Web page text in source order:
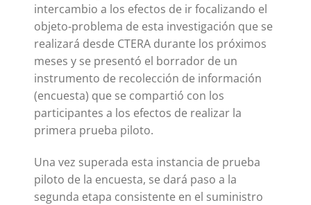
intercambio a los efectos de ir focalizando el
objeto-problema de esta investigación que se
realizará desde CTERA durante los próximos
meses y se presentó el borrador de un
instrumento de recolección de información
(encuesta) que se compartió con los
participantes a los efectos de realizar la
primera prueba piloto.
Una vez superada esta instancia de prueba
piloto de la encuesta, se dará paso a la
segunda etapa consistente en el suministro